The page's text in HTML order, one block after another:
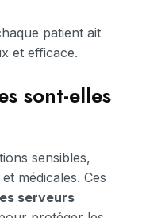
patient ait
et efficace.
sont-elles
sensibles,
médicales. Ces
serveurs